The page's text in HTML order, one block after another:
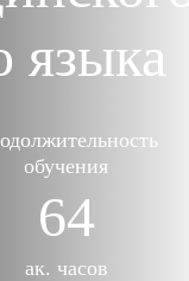
языка
обучения
64
ак. часов